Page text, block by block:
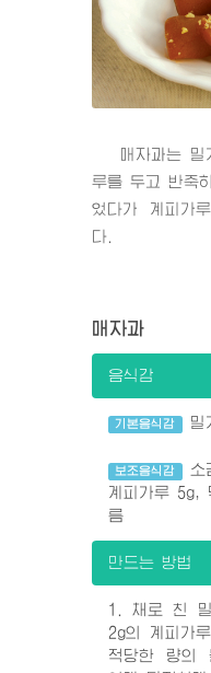
매자과는 밀
루를 두고 반죽
었다가 계피가
다.
매자과
음식감
기본음식감 밀
보조음식감
소
계피가루 5g,
름
만드는 방법
1. 채로 친 밀
2g의 계피가
적당한 량의